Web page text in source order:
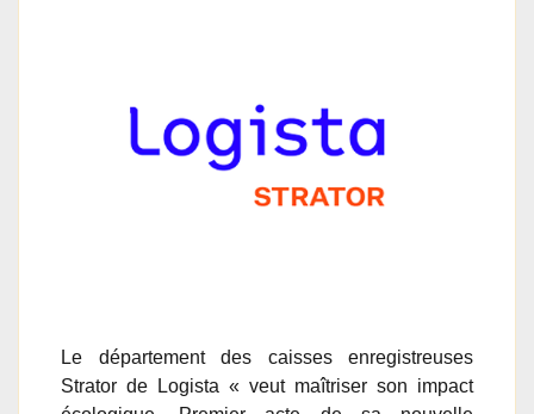
Le département des caisses enregistreuses
Strator de Logista « veut maîtriser son impact